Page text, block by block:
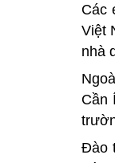
Các
Việt
nhà
Cần
Đào